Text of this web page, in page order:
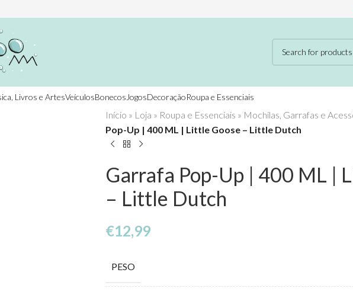
Livros e ArtesVeículosBonecos JogosDecoraçãoRoupa e Essenciais
Início » Loja » Roupa e Essenciais » Mochilas, Garrafas e
Pop-Up | 400 ML | Little Goose – Little Dutch
Garrafa Pop-Up | 400 ML |
– Little Dutch
€12,99
PESO